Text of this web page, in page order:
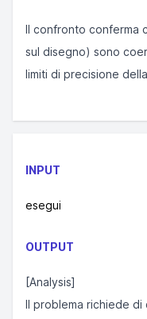
Il confronto conferma
sul disegno) sono
limiti di precisione
INPUT
esegui
OUTPUT
[Analysis]
Il problema richiede